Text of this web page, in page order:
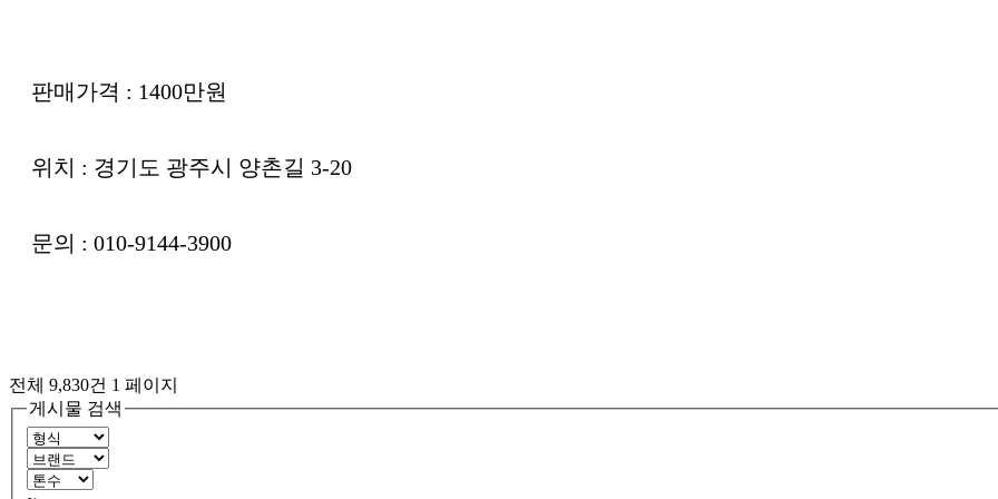
판매가격 : 1400만원
위치 : 경기도 광주시 양촌길 3-20
문의 : 010-9144-3900
전체 9,830건 1 페이지
게시물 검색